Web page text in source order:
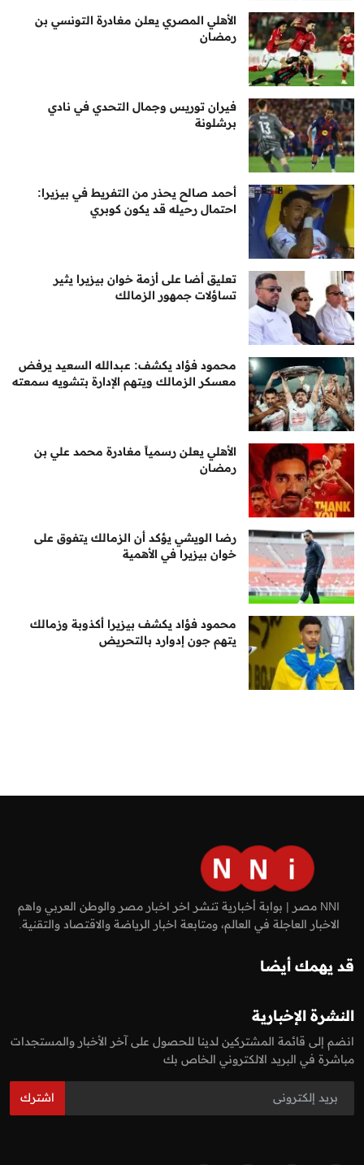
الأهلي المصري يعلن مغادرة التونسي بن
رمضان
فيران توريس وجمال التحدي في نادي
برشلونة
أحمد صالح يحذر من التفريط في بيزيرا:
احتمال رحيله قد يكون كوبري
تعليق أضا على أزمة خوان بيزيرا يثير
تساؤلات جمهور الزمالك
محمود فؤاد يكشف: عبدالله السعيد يرفض
معسكر الزمالك ويتهم الإدارة بتشويه سمعته
الأهلي يعلن رسمياً مغادرة محمد علي بن
رمضان
رضا الويشي يؤكد أن الزمالك يتفوق على
خوان بيزيرا في الأهمية
محمود فؤاد يكشف بيزيرا أكذوبة وزمالك
يتهم جون إدوارد بالتحريض
NNI مصر | بوابة أخبارية تنشر اخر اخبار مصر والوطن العربي واهم
الاخبار العاجلة في العالم، ومتابعة اخبار الرياضة والاقتصاد والتقنية.
قد يهمك أيضا
النشرة الإخبارية
انضم إلى قائمة المشتركين لدينا للحصول على آخر الأخبار والمستجدات
مباشرة في البريد الالكتروني الخاص بك
اشترك